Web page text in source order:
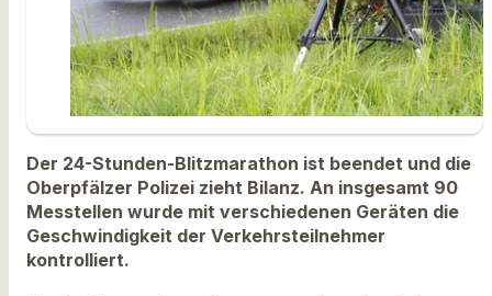
Der 24-Stunden-Blitzmarathon ist beendet und die
Oberpfälzer Polizei zieht Bilanz. An insgesamt 90
Messtellen wurde mit verschiedenen Geräten die
Geschwindigkeit der Verkehrsteilnehmer
kontrolliert.